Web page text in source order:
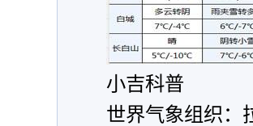
小吉科普
世界气象组织：